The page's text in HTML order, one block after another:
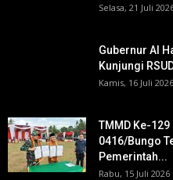
Selasa, 21 Juli
Gubernur Al
Kunjungi
Kamis, 16 Juli 2026
TMMD Ke-
0416/Bungo
Pemerintah...
Rabu, 15 Juli 2026